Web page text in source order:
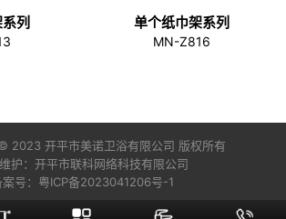
列 单个纸巾架系列
MN-Z816
2023 开平市美诺卫浴有限公司 版权所有
护： 开平市联科网络科技有限公司
号： 粤ICP备2023041206号-1